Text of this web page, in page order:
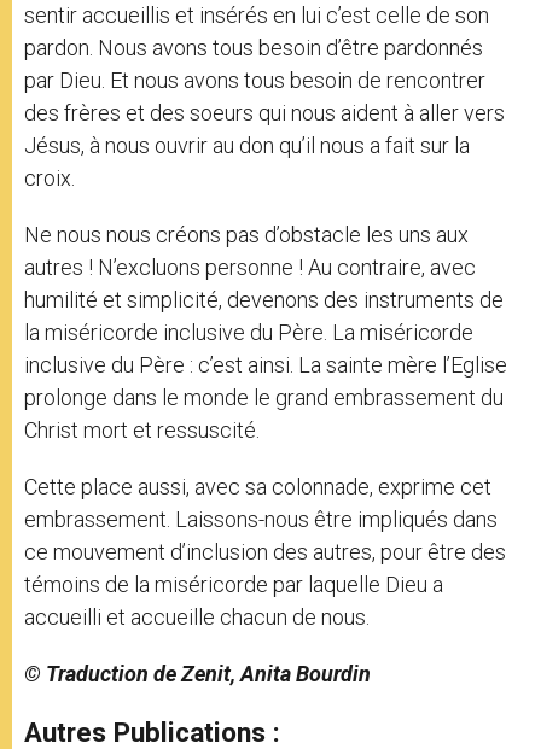
sentir accueillis et insérés en lui c’est celle de son
pardon. Nous avons tous besoin d’être pardonnés
par Dieu. Et nous avons tous besoin de rencontrer
des frères et des soeurs qui nous aident à aller vers
Jésus, à nous ouvrir au don qu’il nous a fait sur la
croix.
Ne nous nous créons pas d’obstacle les uns aux
autres ! N’excluons personne ! Au contraire, avec
humilité et simplicité, devenons des instruments de
la miséricorde inclusive du Père. La miséricorde
inclusive du Père : c’est ainsi. La sainte mère l’Eglise
prolonge dans le monde le grand embrassement du
Christ mort et ressuscité.
Cette place aussi, avec sa colonnade, exprime cet
embrassement. Laissons-nous être impliqués dans
ce mouvement d’inclusion des autres, pour être des
témoins de la miséricorde par laquelle Dieu a
accueilli et accueille chacun de nous.
© Traduction de Zenit, Anita Bourdin
Autres Publications :